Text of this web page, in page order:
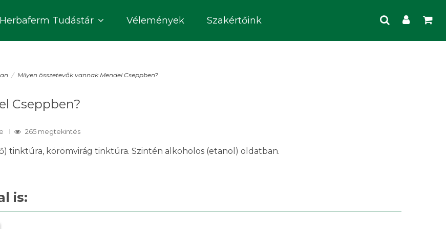
Herbaferm Tudástár Vélemények Szakértőink
Milyen összetevők vannak Mendel Cseppben?
Cseppben?
265 megtekintés
tinktúra, körömvirág tinktúra. Szintén alkoholos (etanol) oldatban.
is: